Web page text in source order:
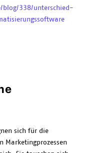
blog/338/unterschied-
sich für die
Marketingprozessen